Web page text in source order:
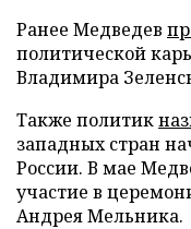
Ранее Медведев
политической
Владимира
Также политик
западных стран
России. В мае
участие в
Андрея Мельника.